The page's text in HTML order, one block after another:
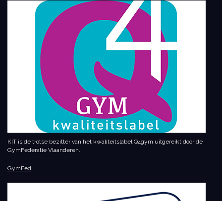
KIT is de trotse bezitter van het kwaliteitslabel Q4gym uitgereikt door de
GymFederatie Vlaanderen.
GymFed